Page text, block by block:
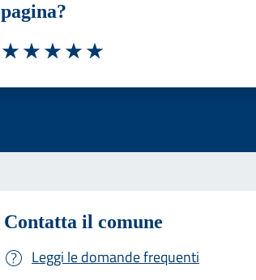
pagina?
Contatta il comune
Leggi le domande frequenti